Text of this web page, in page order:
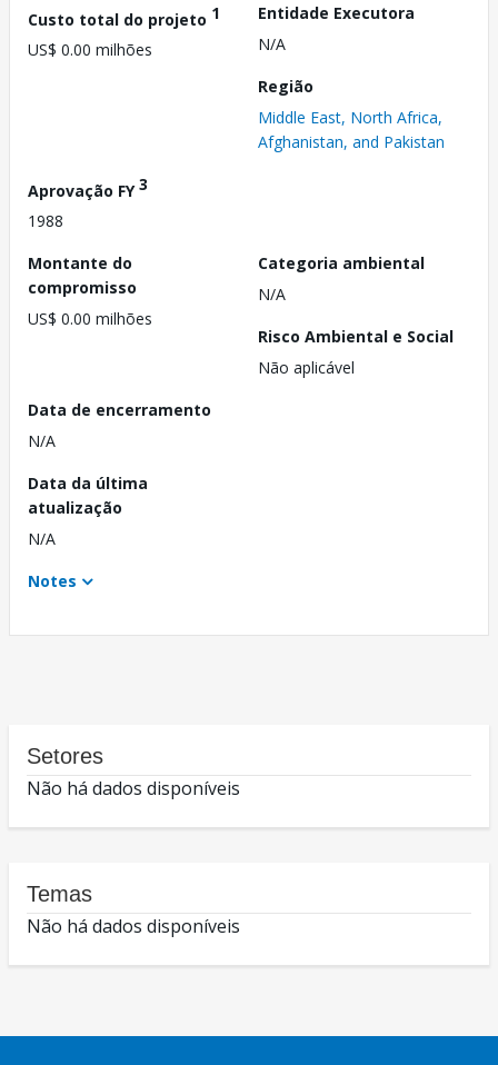
Custo total do projeto 1
US$ 0.00 milhões
Entidade Executora
N/A
Região
Middle East, North Africa,
Afghanistan, and Pakistan
Aprovação FY3
1988
Montante do
compromisso
US$ 0.00 milhões
Categoria ambiental
N/A
Risco Ambiental e Social
Não aplicável
Data de encerramento
N/A
Data da última
atualização
N/A
Notes
Setores
Não há dados disponíveis
Temas
Não há dados disponíveis